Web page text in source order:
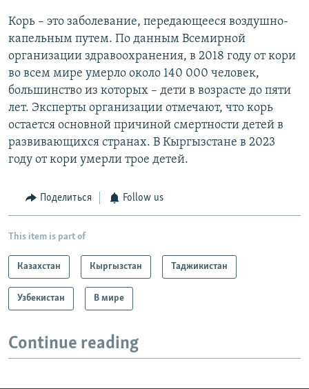
Корь – это заболевание, передающееся воздушно-
капельным путем. По данным Всемирной
организации здравоохранения, в 2018 году от кори
во всем мире умерло около 140 000 человек,
большинство из которых – дети в возрасте до пяти
лет. Эксперты организации отмечают, что корь
остается основной причиной смертности детей в
развивающихся странах. В Кыргызстане в 2023
году от кори умерли трое детей.
Поделиться Follow us
This item is part of
Казахстан Кыргызстан Таджикистан
Узбекистан В мире
Continue reading